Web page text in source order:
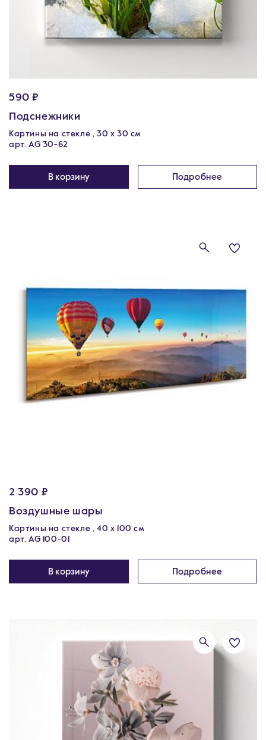
590 ₽
Подснежники
Картины на стекле , 30 x 30 см
арт. AG 30-62
В корзину Подробнее
2 390 ₽
Воздушные шары
Картины на стекле , 40 x 100 см
арт. AG 100-01
В корзину Подробнее